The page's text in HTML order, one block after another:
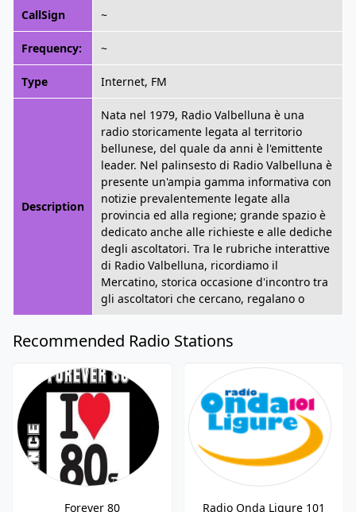
CallSign ~
Frequency: ~
Type Internet, FM
Description
Nata nel 1979, Radio Valbelluna è una
radio storicamente legata al territorio
bellunese, del quale da anni è l'emittente
leader. Nel palinsesto di Radio Valbelluna è
presente un'ampia gamma informativa con
notizie prevalentemente legate alla
provincia ed alla regione; grande spazio è
dedicato anche alle richieste e alle dediche
degli ascoltatori. Tra le rubriche interattive
di Radio Valbelluna, ricordiamo il
Mercatino, storica occasione d'incontro tra
gli ascoltatori che cercano, regalano o
Recommended Radio Stations
Forever 80 Radio Onda Ligure 101